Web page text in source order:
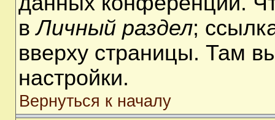
вЛичный раздел;
вверху страницы. Там
настройки.
Вернуться к началу